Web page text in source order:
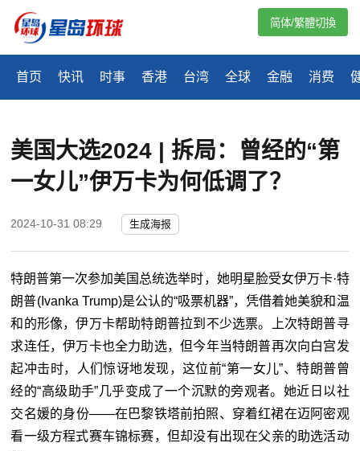
首页 快讯 时事 香港 台湾 全球 金融 消费
简体/繁體切換
美国大选2024 | 拆局：曾经的“第
一女儿”伊万卡为何低调了？
2024-10-31 08:29 生成海报
特朗普第一次参加美国总统选举时，她明星脸受女伊万卡·特
朗普(Ivanka Trump)是公认的“吸票机器”，凭借着她美貌和温
和的形像，伊万卡帮助特朗普拉到不少选票。上次特朗普寻
求连任，伊万卡也全力助选，但今年当特朗普再次向白宫发
起冲击时，人们惊讶地发现，这位前“第一女儿”、特朗普曾
经的“高级助手”几乎变成了一个沉默的旁观者。她近日以社
交名媛的身份——在巴黎铁塔前拍照、穿着红裙在迈阿密观
看一级方程式赛车锦标赛，但却没有出现在父亲的助选活动